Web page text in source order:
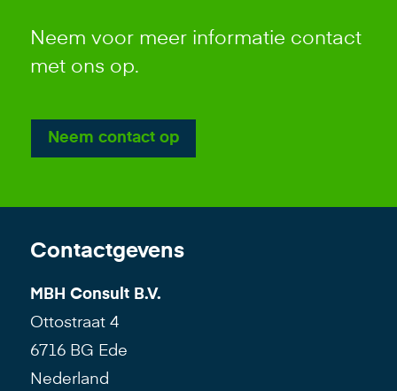
Neem voor meer informatie contact
met ons op.
Neem contact op
Contactgevens
MBH Consult B.V.
Ottostraat 4
6716 BG Ede
Nederland